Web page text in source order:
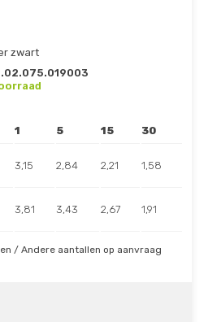
zwart
1 5 15 30
3,15 2,84 2,21 1,58
3,81 3,43 2,67 1,91
/ Andere aantallen op aanvraag